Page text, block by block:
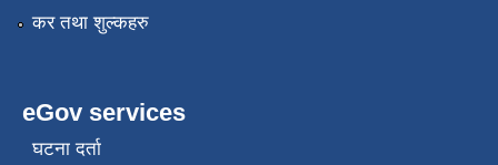
कर तथा शुल्कहरु
eGov services
घटना दर्ता